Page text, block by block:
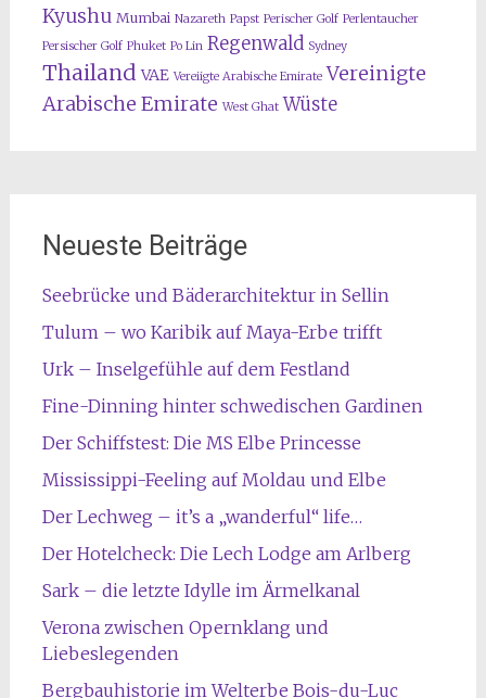
Kyushu Mumbai Nazareth Papst Perischer Golf Perlentaucher
Persischer Golf Phuket Po Lin Regenwald Sydney
Thailand VAE Vereiigte Arabische Emirate Vereinigte
Arabische Emirate West Ghat Wüste
Neueste Beiträge
Seebrücke und Bäderarchitektur in Sellin
Tulum – wo Karibik auf Maya-Erbe trifft
Urk – Inselgefühle auf dem Festland
Fine-Dinning hinter schwedischen Gardinen
Der Schiffstest: Die MS Elbe Princesse
Mississippi-Feeling auf Moldau und Elbe
Der Lechweg – it’s a „wanderful“ life…
Der Hotelcheck: Die Lech Lodge am Arlberg
Sark – die letzte Idylle im Ärmelkanal
Verona zwischen Opernklang und
Liebeslegenden
Bergbauhistorie im Welterbe Bois-du-Luc